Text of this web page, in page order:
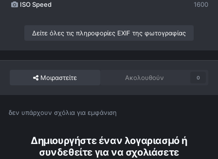
ISO Speed 1600
Δείτε όλες τις πληροφορίες EXIF της φωτογραφίας
Μοιραστείτε Ακολουθούν 0
δεν υπάρχουν σχόλια για εμφάνιση
Δημιουργήστε έναν λογαριασμό ή
συνδεθείτε για να σχολιάσετε